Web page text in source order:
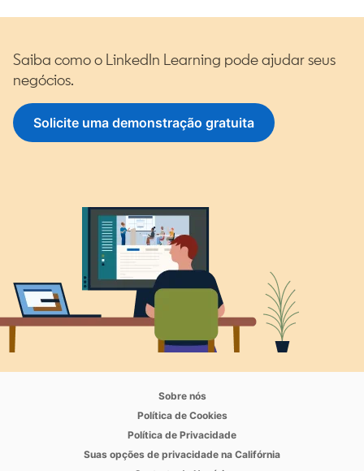
Saiba como o LinkedIn Learning pode ajudar seus
negócios.
Solicite uma demonstração gratuita
Sobre nós
Política de Cookies
Política de Privacidade
Suas opções de privacidade na Califórnia